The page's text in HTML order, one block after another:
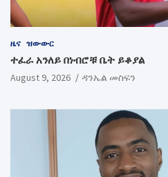
ዜና ዝውውር
ተፈራ አንለይ በነብሮቹ ቤት ይቆያል
August 9, 2026 ዳንኤል መስፍን